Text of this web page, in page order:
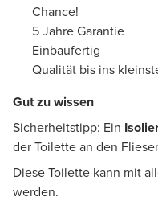
Chance!
5 Jahre Garantie
Einbaufertig
Qualität bis ins
Gut zu wissen
Sicherheitstipp: Ein
der Toilette an den
Diese Toilette kann mit
werden.